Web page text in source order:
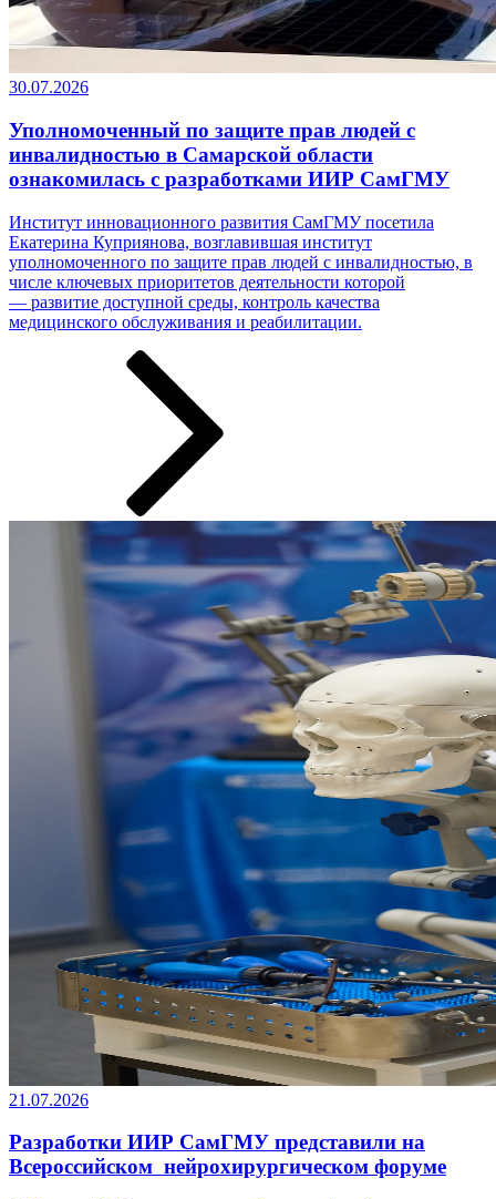
30.07.2026
Уполномоченный по защите прав людей с
инвалидностью в Самарской области
ознакомилась с разработками ИИР СамГМУ
Институт инновационного развития СамГМУ посетила
Екатерина Куприянова, возглавившая институт
уполномоченного по защите прав людей с инвалидностью, в
числе ключевых приоритетов деятельности которой
— развитие доступной среды, контроль качества
медицинского обслуживания и реабилитации.
21.07.2026
Разработки ИИР СамГМУ представили на
Всероссийском нейрохирургическом форуме